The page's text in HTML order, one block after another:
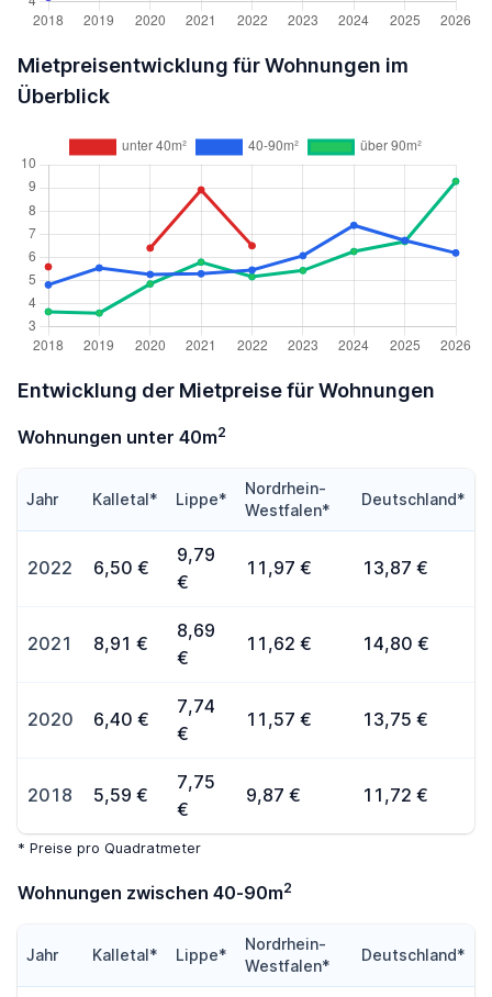
Mietpreisentwicklung für Wohnungen im
Überblick
Entwicklung der Mietpreise für Wohnungen
Wohnungen unter 40m2
Jahr Kalletal* Lippe*
Nordrhein-
Westfalen*
Deutschland*
2022 6,50 €
9,79
€
11,97 € 13,87 €
2021 8,91 €
8,69
€
11,62 € 14,80 €
2020 6,40 €
7,74
€
11,57 € 13,75 €
2018 5,59 €
7,75
€
9,87 € 11,72 €
* Preise pro Quadratmeter
Wohnungen zwischen 40-90m2
Jahr Kalletal* Lippe*
Nordrhein-
Westfalen*
Deutschland*